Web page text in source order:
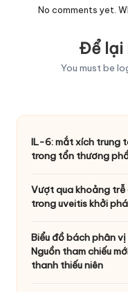
No comments yet.
Để lại
You must be
IL-6: mắt xích trung
trong tổn thương
Vượt qua khoảng trễ
trong uveitis khởi
Biểu đồ bách phân
Nguồn tham chiếu
thanh thiếu niên